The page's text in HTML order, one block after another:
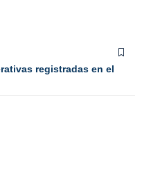
registradas en el